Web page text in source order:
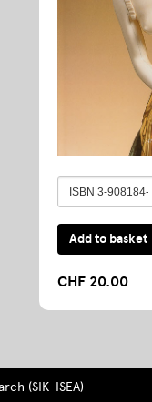
CHF 20.00
(SIK-ISEA)